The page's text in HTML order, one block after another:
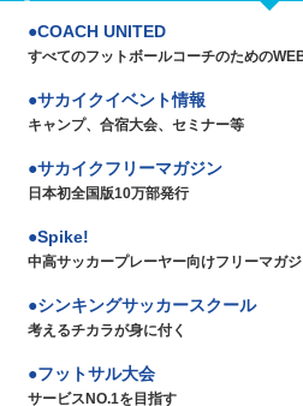
COACH UNITED
すべてのフットボールコーチのための
サカイクイベント情報
キャンプ、合宿大会、セミナー等
サカイクフリーマガジン
日本初全国版10万部発行
Spike!
中高サッカープレーヤー向けフリーマガ
シンキングサッカースクール
考えるチカラが身に付く
フットサル大会
サービスNO.1を目指す